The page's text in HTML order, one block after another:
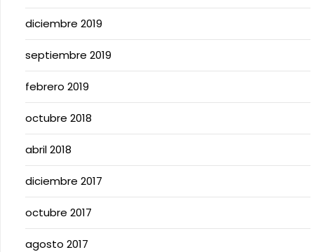
diciembre 2019
septiembre 2019
febrero 2019
octubre 2018
abril 2018
diciembre 2017
octubre 2017
agosto 2017